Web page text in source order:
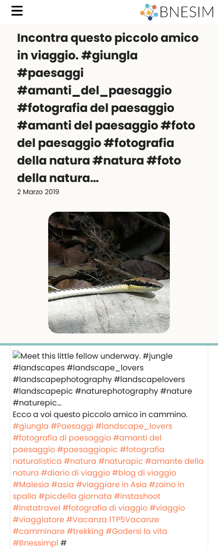
Incontra questo piccolo amico
in viaggio. #giungla
#paesaggi
#amanti_del_paesaggio
#fotografia del paesaggio
#amanti del paesaggio #foto
del paesaggio #fotografia
della natura #natura #foto
della natura…
2 Marzo 2019
Ecco a voi questo piccolo amico in cammino.
#giungla #Paesaggi #landscape_lovers
#fotografia di paesaggio#amanti del
paesaggio#paesaggiopic #fotografia
naturalistica #natura #naturapic #amante della
natura #diario di viaggio#blog di viaggio
#Malesia #asia #viaggiare in Asia #zaino in
spalla #picdella giornata #instashoot
#instatravel #fotografia di viaggio#viaggio
#viaggiatore#Vacanza 1TP5Vacanze
#camminare#trekking #Godersi la vita
#Bnessimpl #